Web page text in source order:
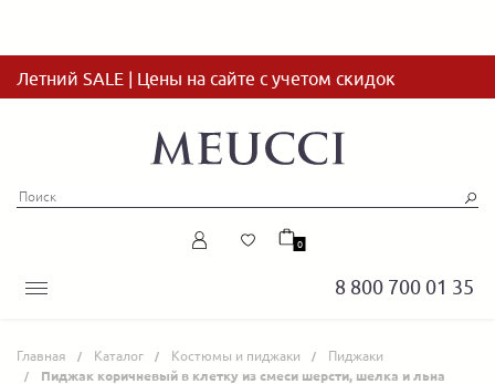
Летний SALE | Цены на сайте с учетом скидок
8 800 700 01 35
0
Главная Каталог Костюмы и пиджаки Пиджаки
Пиджак коричневый в клетку из смеси шерсти, шелка и льна